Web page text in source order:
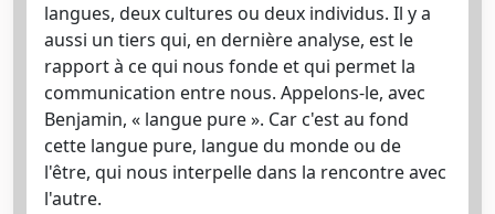
langues, deux cultures ou deux individus. Il y a
aussi un tiers qui, en dernière analyse, est le
rapport à ce qui nous fonde et qui permet la
communication entre nous. Appelons-le, avec
Benjamin, « langue pure ». Car c'est au fond
cette langue pure, langue du monde ou de
l'être, qui nous interpelle dans la rencontre avec
l'autre.